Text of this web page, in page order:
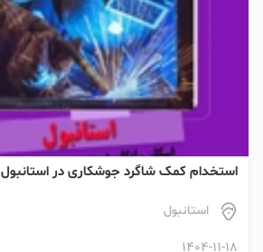
استخدام کمک شاگرد جوشکاری در استانبول
استانبول
1404-11-18